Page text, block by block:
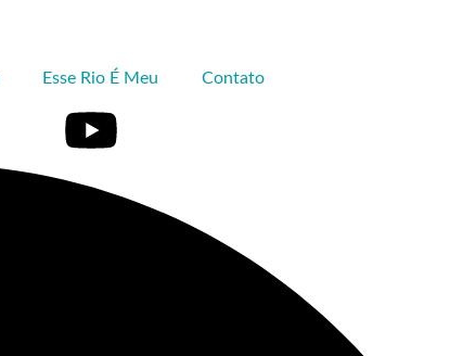
Esse Rio É Meu Contato